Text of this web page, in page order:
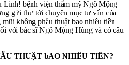
Linh! bệnh viện thẩm mỹ Ngô Mộng
gửi thư tới chuyên mục tư vấn của
không phẫu thuật bao nhiêu tiền
với bác sĩ Ngô Mộng Hùng và có câu
THUẬT bAO NHIÊU TIỀN?